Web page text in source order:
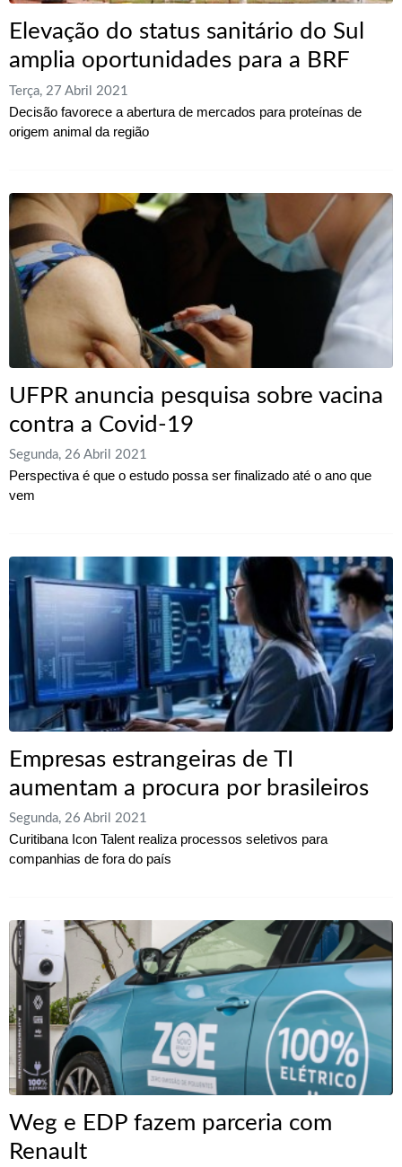
Elevação do status sanitário do Sul
amplia oportunidades para a BRF
Terça, 27 Abril 2021
Decisão favorece a abertura de mercados para proteínas de
origem animal da região
UFPR anuncia pesquisa sobre vacina
contra a Covid-19
Segunda, 26 Abril 2021
Perspectiva é que o estudo possa ser finalizado até o ano que
vem
Empresas estrangeiras de TI
aumentam a procura por brasileiros
Segunda, 26 Abril 2021
Curitibana Icon Talent realiza processos seletivos para
companhias de fora do país
Weg e EDP fazem parceria com
Renault